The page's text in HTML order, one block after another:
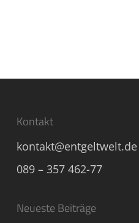
Kontakt
kontakt@entgeltwelt.de
089 – 357 462-77
Neueste Beiträge